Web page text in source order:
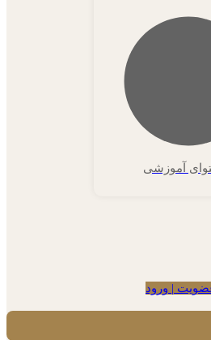
آموزشی
| ورود